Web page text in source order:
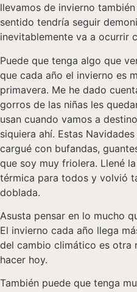
llevamos de invierno
sentido tendría seguir
inevitablemente va a ocurrir
Puede que tenga algo que
que cada año el invierno es
primavera. Me he dado
gorros de las niñas les
usan cuando vamos a
siquiera ahí. Estas
cargué con bufandas,
que soy muy friolera. Llené
térmica para todos y volvió
doblada.
Asusta pensar en lo mucho
El invierno cada año llega
del cambio climático es otra
hacer hoy.
También puede que tenga